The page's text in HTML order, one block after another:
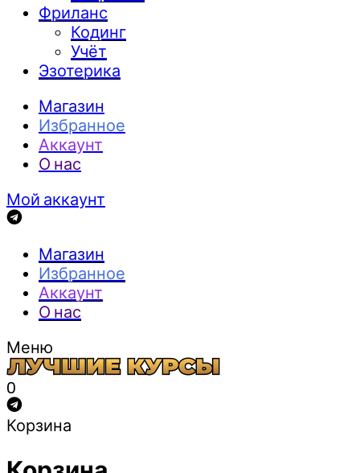
Фриланс
Кодинг
Учёт
Эзотерика
Магазин
Избранное
Аккаунт
О нас
Мой аккаунт
Магазин
Избранное
Аккаунт
О нас
Меню
0
Корзина